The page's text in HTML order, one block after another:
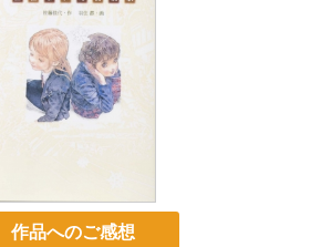
作品へのご感想